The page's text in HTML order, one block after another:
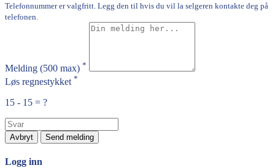
Telefonnummer er valgfritt. Legg den til hvis du vil la selgeren kontakte deg på
telefonen.
Melding (500 max) *
Løs regnestykket *
15 - 15 = ?
Avbryt Send melding
Logg inn